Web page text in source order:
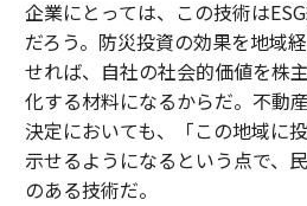
企業にとっては、この技術は
だろう。防災投資の効果を地域
せれば、自社の社会的価値を株
化する材料になるからだ。不動
決定においても、「この地域に
示せるようになるという点で、
のある技術だ。